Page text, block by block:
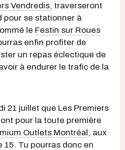
Vendredis, traverseront
pour se stationner à
le Festin sur Roues
enfin profiter de
un repas éclectique de
à endurer le trafic de la
21 juillet que Les Premiers
pour la toute première
Outlets Montréal, aux
Tu pourras donc en